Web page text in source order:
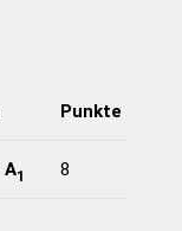
Punkte
A1 8